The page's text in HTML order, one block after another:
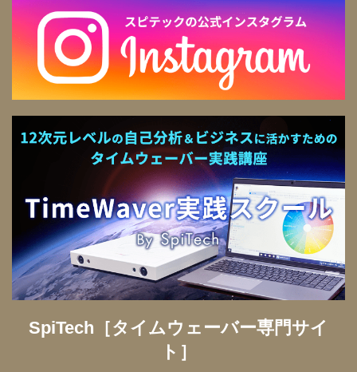
SpiTech［タイムウェーバー専門サイ
ト］